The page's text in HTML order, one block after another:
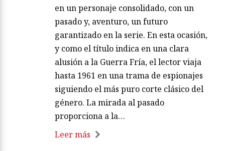
en un personaje consolidado, con un
pasado y, aventuro, un futuro
garantizado en la serie. En esta ocasión,
y como el título indica en una clara
alusión a la Guerra Fría, el lector viaja
hasta 1961 en una trama de espionajes
siguiendo el más puro corte clásico del
género. La mirada al pasado
proporciona a la…
Leer más